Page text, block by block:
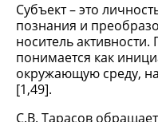
Субъект – это
познания и
носитель
понимается как
окружающую среду,
[1,49].
С.В. Тарасов